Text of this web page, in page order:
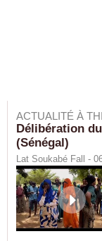
ACTUALITÉ À
Délibération
(Sénégal)
Lat Soukabé Fall -